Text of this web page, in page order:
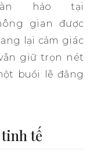
hảo tại
gian được
lại cảm giác
giữ trọn nét
buổi lễ đẳng
tinh tế